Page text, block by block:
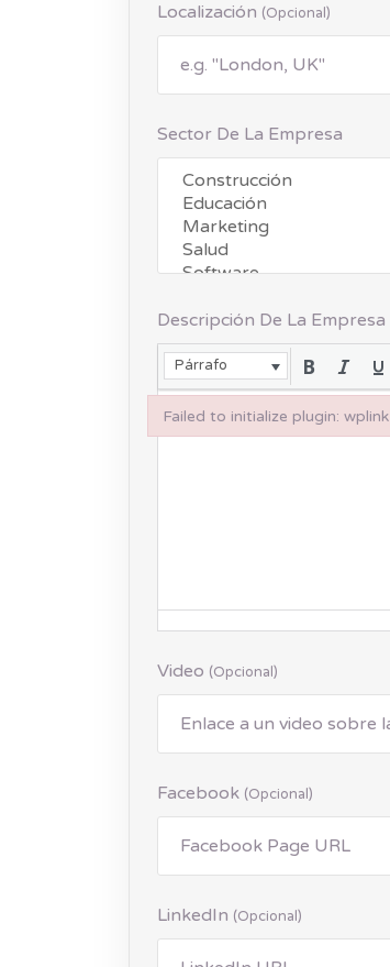
Localización (opcional)
Sector De La Empresa
Descripción De La Empresa
Párrafo
Video (opcional)
Facebook (opcional)
LinkedIn (opcional)
Failed to initialize plugin: wplink
Failed to initialize plugin: wplink